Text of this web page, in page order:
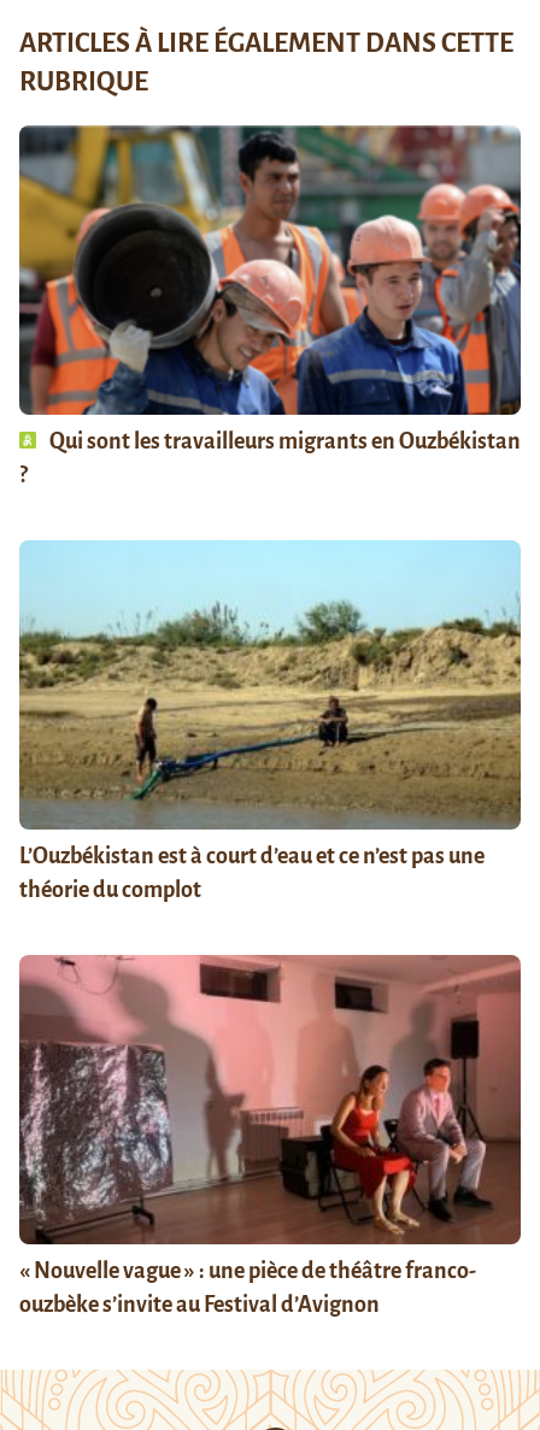
ARTICLES À LIRE ÉGALEMENT DANS CETTE
RUBRIQUE
Qui sont les travailleurs migrants en Ouzbékistan
?
L’Ouzbékistan est à court d’eau et ce n’est pas une
théorie du complot
« Nouvelle vague » : une pièce de théâtre franco-
ouzbèke s’invite au Festival d’Avignon